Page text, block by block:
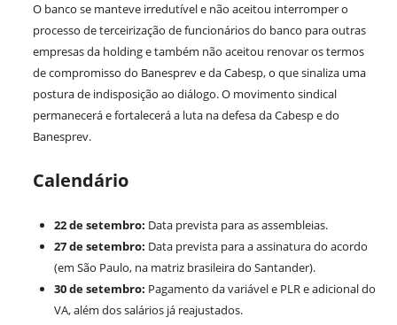
O banco se manteve irredutível e não aceitou interromper o
processo de terceirização de funcionários do banco para outras
empresas da holding e também não aceitou renovar os termos
de compromisso do Banesprev e da Cabesp, o que sinaliza uma
postura de indisposição ao diálogo. O movimento sindical
permanecerá e fortalecerá a luta na defesa da Cabesp e do
Banesprev.
Calendário
22 de setembro: Data prevista para as assembleias.
27 de setembro: Data prevista para a assinatura do acordo
(em São Paulo, na matriz brasileira do Santander).
30 de setembro: Pagamento da variável e PLR e adicional do
VA, além dos salários já reajustados.